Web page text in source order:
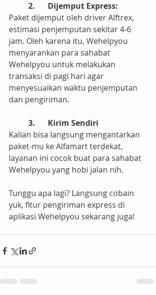
2.	Dijemput Express:
Paket dijemput oleh driver Alftrex,
estimasi penjemputan sekitar 4-6
jam. Oleh karena itu, Wehelpyou
menyarankan para sahabat
Wehelpyou untuk melakukan
transaksi di pagi hari agar
menyesuaikan waktu penjemputan
dan pengiriman.
3.	Kirim Sendiri
Kalian bisa langsung mengantarkan
paket-mu ke Alfamart terdekat,
layanan ini cocok buat para sahabat
Wehelpyou yang hobi jalan nih.
Tunggu apa lagi? Langsung cobain
yuk, fitur pengiriman express di
aplikasi Wehelpyou sekarang juga!